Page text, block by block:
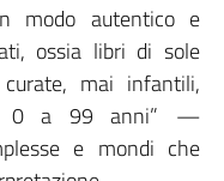
modo autentico e
ossia libri di sole
mai infantili,
0 a 99 anni” —
e mondi che